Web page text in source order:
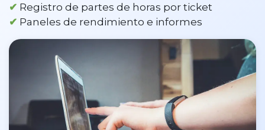
✔ Registro de partes de horas por ticket
✔ Paneles de rendimiento e informes